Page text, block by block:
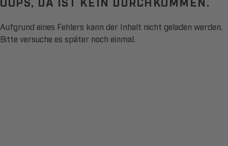
Aufgrund eines Fehlers kann der Inhalt nicht geladen werden.
Bitte versuche es später noch einmal.